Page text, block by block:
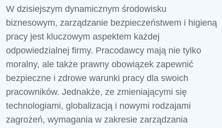
W dzisiejszym dynamicznym środowisku
biznesowym, zarządzanie bezpieczeństwem i higieną
pracy jest kluczowym aspektem każdej
odpowiedzialnej firmy. Pracodawcy mają nie tylko
moralny, ale także prawny obowiązek zapewnić
bezpieczne i zdrowe warunki pracy dla swoich
pracowników. Jednakże, ze zmieniającymi się
technologiami, globalizacją i nowymi rodzajami
zagrożeń, wymagania w zakresie zarządzania